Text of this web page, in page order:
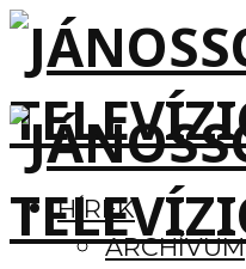
HÍREK
ARCHÍVUM